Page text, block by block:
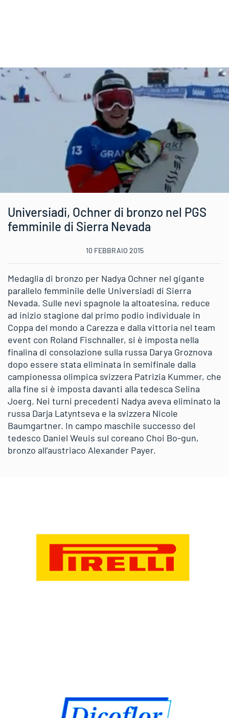
Universiadi, Ochner di bronzo nel PGS
femminile di Sierra Nevada
10 FEBBRAIO 2015
Medaglia di bronzo per Nadya Ochner nel gigante
parallelo femminile delle Universiadi di Sierra
Nevada. Sulle nevi spagnole la altoatesina, reduce
ad inizio stagione dal primo podio individuale in
Coppa del mondo a Carezza e dalla vittoria nel team
event con Roland Fischnaller, si è imposta nella
finalina di consolazione sulla russa Darya Groznova
dopo essere stata eliminata in semifinale dalla
campionessa olimpica svizzera Patrizia Kummer, che
alla fine si è imposta davanti alla tedesca Selina
Joerg. Nei turni precedenti Nadya aveva eliminato la
russa Darja Latyntseva e la svizzera Nicole
Baumgartner. In campo maschile successo del
tedesco Daniel Weuis sul coreano Choi Bo-gun,
bronzo all’austriaco Alexander Payer.